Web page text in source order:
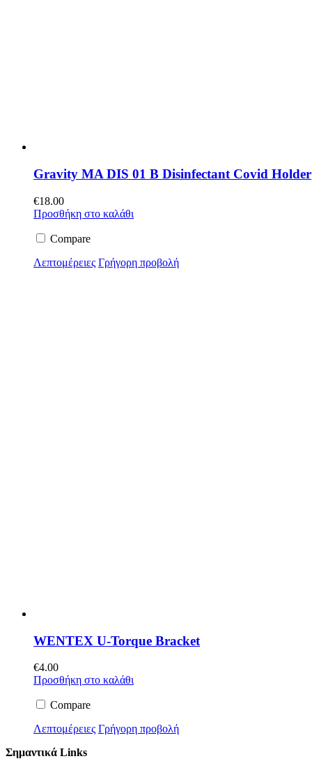
Gravity MA DIS 01 B Disinfectant Covid Holder
€18.00
Προσθήκη στο καλάθι
Compare
Λεπτομέρειες Γρήγορη προβολή
WENTEX U-Torque Bracket
€4.00
Προσθήκη στο καλάθι
Compare
Λεπτομέρειες Γρήγορη προβολή
Σημαντικά Links